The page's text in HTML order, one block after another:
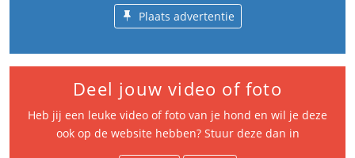
Plaats advertentie
Deel jouw video of foto
Heb jij een leuke video of foto van je hond en wil je deze
ook op de website hebben? Stuur deze dan in